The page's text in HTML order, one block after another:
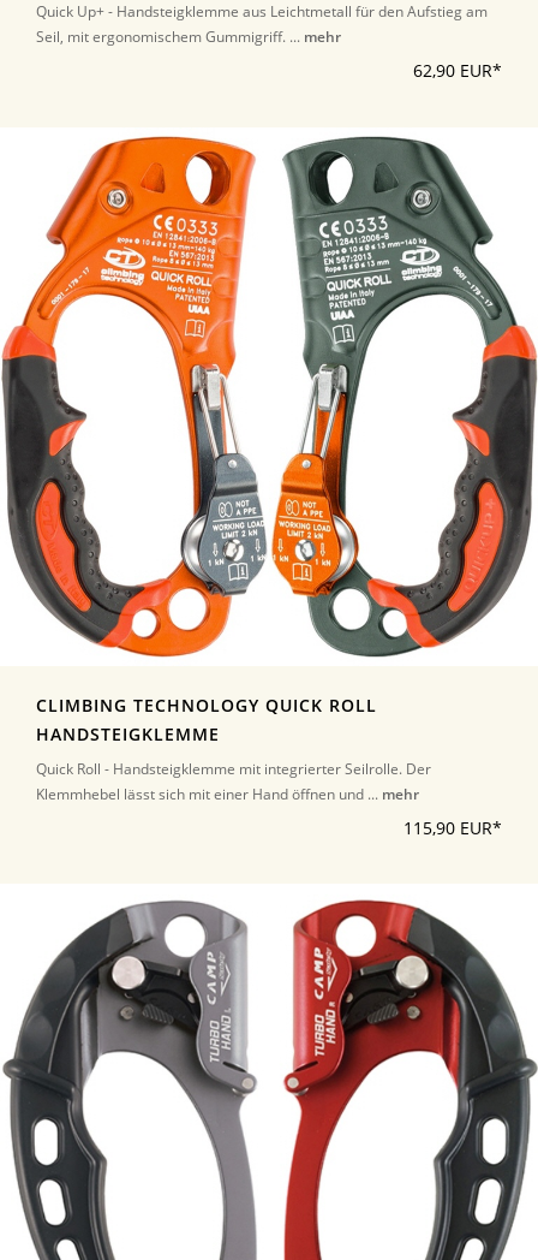
Quick Up+ - Handsteigklemme aus Leichtmetall für den Aufstieg am
Seil, mit ergonomischem Gummigriff. ... mehr
62,90 EUR*
CLIMBING TECHNOLOGY QUICK ROLL
HANDSTEIGKLEMME
Quick Roll - Handsteigklemme mit integrierter Seilrolle. Der
Klemmhebel lässt sich mit einer Hand öffnen und ... mehr
115,90 EUR*